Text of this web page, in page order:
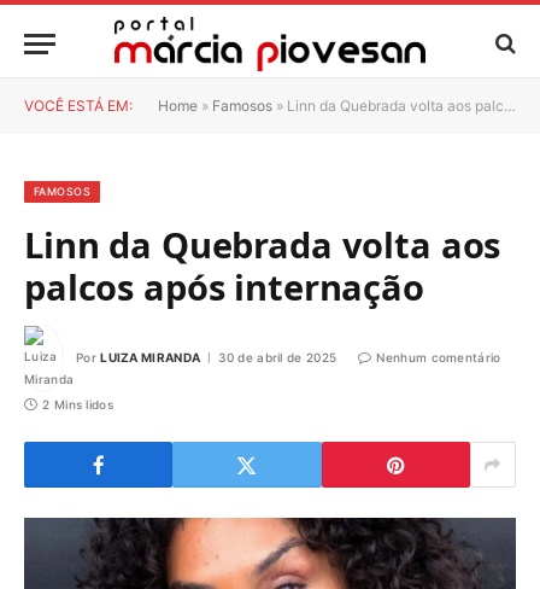
VOCÊ ESTÁ EM: Home » Famosos » Linn da Quebrada volta aos palcos após internação
FAMOSOS
Linn da Quebrada volta aos
palcos após internação
Por LUIZA MIRANDA 30 de abril de 2025 Nenhum comentário
2 Mins lidos